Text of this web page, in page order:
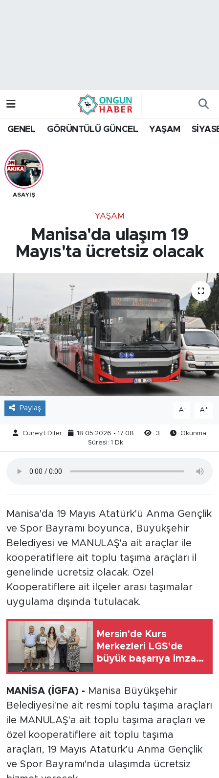
GENEL GÖRÜNTÜLÜ GÜNCEL YAŞAM
ASAYİŞ
YAŞAM
Manisa'da ulaşım 19
Mayıs'ta ücretsiz olacak
Paylaş A- A+
Cüneyt Diler 18.05.2026 - 17:08 3
Okunma
Süresi: 1 Dk
Manisa'da 19 Mayıs Atatürk'ü Anma Gençlik
ve Spor Bayramı boyunca, Büyükşehir
Belediyesi ve MANULAŞ'a ait araçlar ile
kooperatiflere ait toplu taşıma araçları il
genelinde ücretsiz olacak. Özel
Kooperatiflere ait ilçeler arası taşımalar
uygulama dışında tutulacak.
Mersin'de Kurs
Merkezleri LGS'de
büyük başarıya imza
MANİSA (İGFA) - Manisa Büyükşehir
Belediyesi'ne ait resmi toplu taşıma araçları
ile MANULAŞ'a ait toplu taşıma araçları ve
özel kooperatiflere ait toplu taşıma
araçları, 19 Mayıs Atatürk'ü Anma Gençlik
ve Spor Bayramı'nda ulaşımda ücretsiz
Trafik Durumu
Tüm Manşetler
Son Dakika Haberleri